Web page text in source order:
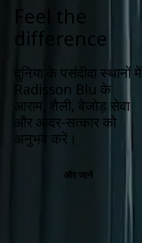
Feel the
difference
दुनिया के पसंदीदा स्थानों में
Radisson Blu के
आराम, शैली, बेजोड़ सेवा
और आदर-सत्कार को
अनुभव करें।
और जानें